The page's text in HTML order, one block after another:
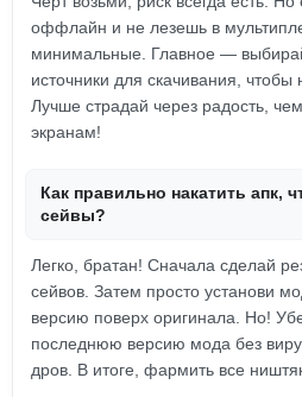
оффлайн и не лезешь в
минимальные. Главное —
источники для скачивания, чтобы
Лучше страдай через радость,
экранам!
Как правильно накатить апк,
сейвы?
Легко, братан! Сначала сделай
сейвов. Затем просто установи
версию поверх оригинала. Но!
последнюю версию мода без
дров. В итоге, фармить все